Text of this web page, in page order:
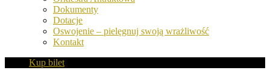
Dokumenty
Dotacje
Oswojenie – pielęgnuj swoją wrażliwość
Kontakt
Kup bilet